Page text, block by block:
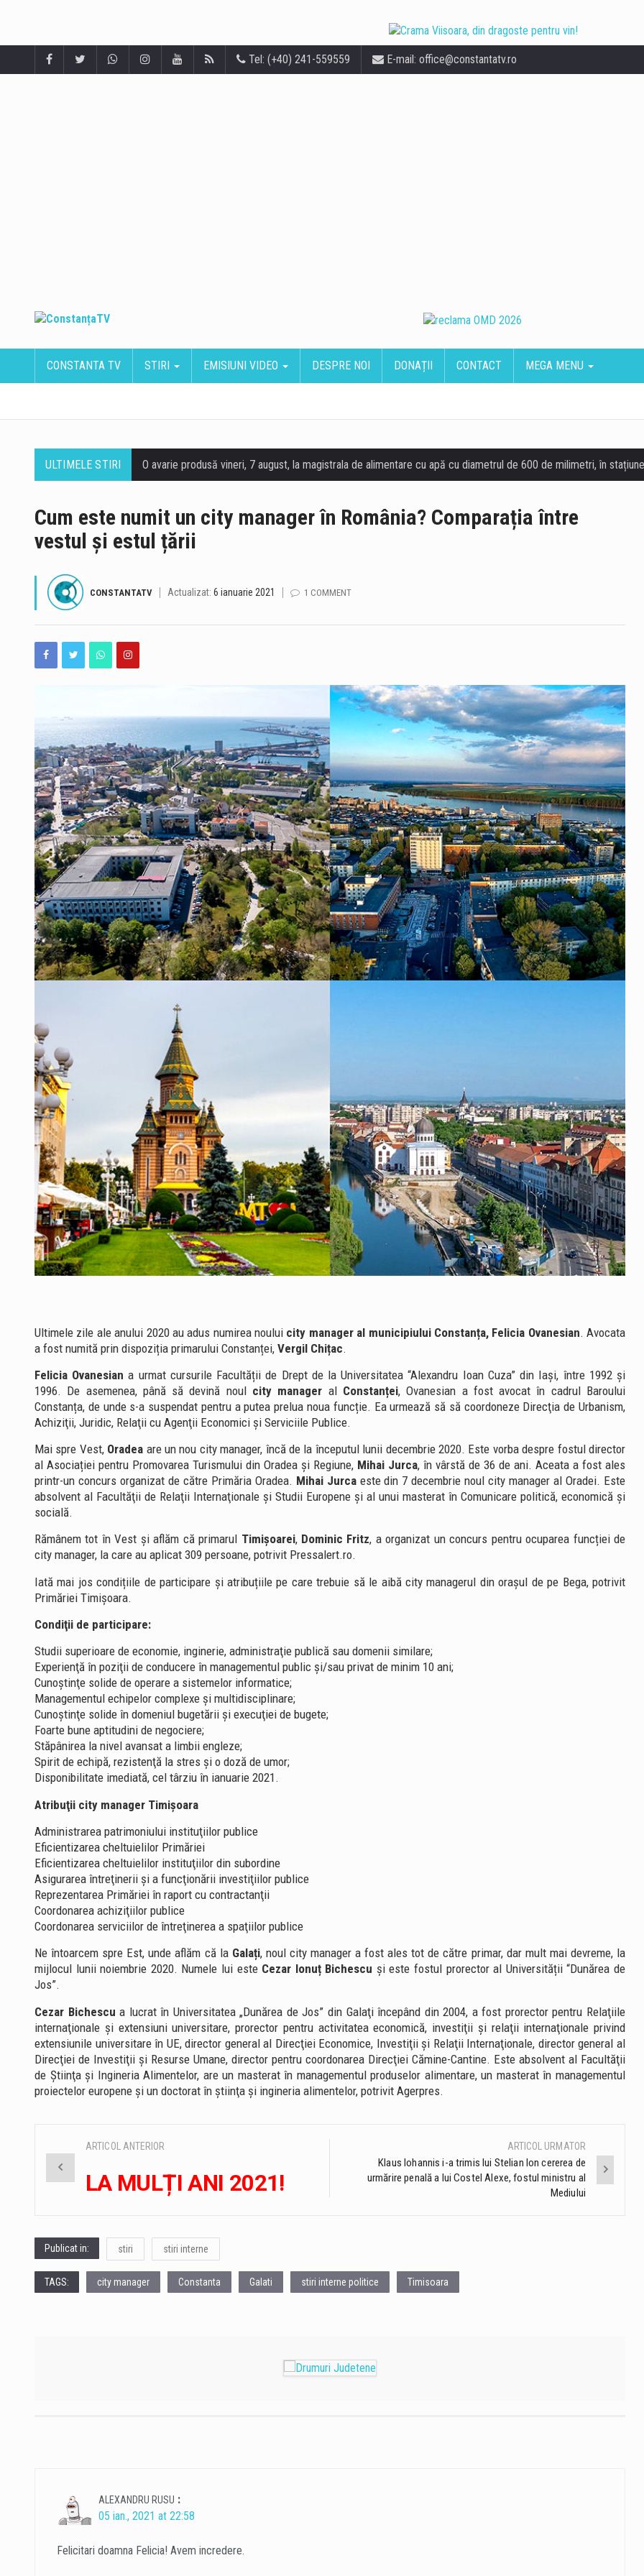
Tel: (+40) 241-559559 E-mail: office@constantatv.ro
CONSTANTA TV STIRI EMISIUNI VIDEO DESPRE NOI DONAȚII CONTACT MEGA MENU
ULTIMELE STIRI
Cum este numit un city manager în România? Comparația între
vestul și estul țării
CONSTANTATV Actualizat: 6 ianuarie 2021 1 COMMENT
Ultimele zile ale anului 2020 au adus numirea noului city manager al municipiului Constanța, Felicia Ovanesian. Avocata
a fost numită prin dispoziția primarului Constanței, Vergil Chițac.
Felicia Ovanesian a urmat cursurile Facultății de Drept de la Universitatea “Alexandru Ioan Cuza” din Iași, între 1992 și
1996. De asemenea, până să devină noul city manager al Constanței, Ovanesian a fost avocat în cadrul Baroului
Constanța, de unde s-a suspendat pentru a putea prelua noua funcție. Ea urmează să să coordoneze Direcţia de Urbanism,
Achiziţii, Juridic, Relaţii cu Agenţii Economici şi Serviciile Publice.
Mai spre Vest, Oradea are un nou city manager, încă de la începutul lunii decembrie 2020. Este vorba despre fostul director
al Asociației pentru Promovarea Turismului din Oradea și Regiune, Mihai Jurca, în vârstă de 36 de ani. Aceata a fost ales
printr-un concurs organizat de către Primăria Oradea. Mihai Jurcaeste din 7 decembrie noul city manager al Oradei. Este
absolvent al Facultăţii de Relaţii Internaţionale şi Studii Europene şi al unui masterat în Comunicare politică, economică şi
socială.
Rămânem tot în Vest și aflăm că primarul Timișoarei, Dominic Fritz, a organizat un concurs pentru ocuparea funcției de
city manager, la care au aplicat 309 persoane, potrivit Pressalert.ro.
Iată mai jos condițiile de participare și atribuțiile pe care trebuie să le aibă city managerul din orașul de pe Bega, potrivit
Primăriei Timișoara.
Condiţii de participare:
Studii superioare de economie, inginerie, administraţie publică sau domenii similare;
Experienţă în poziţii de conducere în managementul public şi/sau privat de minim 10 ani;
Cunoştinţe solide de operare a sistemelor informatice;
Managementul echipelor complexe şi multidisciplinare;
Cunoştinţe solide în domeniul bugetării şi execuţiei de bugete;
Foarte bune aptitudini de negociere;
Stăpânirea la nivel avansat a limbii engleze;
Spirit de echipă, rezistenţă la stres şi o doză de umor;
Disponibilitate imediată, cel târziu în ianuarie 2021.
Atribuţii city manager Timişoara
Administrarea patrimoniului instituţiilor publice
Eficientizarea cheltuielilor Primăriei
Eficientizarea cheltuielilor instituţiilor din subordine
Asigurarea întreţinerii şi a funcţionării investiţiilor publice
Reprezentarea Primăriei în raport cu contractanţii
Coordonarea achiziţiilor publice
Coordonarea serviciilor de întreţinerea a spaţiilor publice
Ne întoarcem spre Est, unde aflăm că la Galați, noul city manager a fost ales tot de către primar, dar mult mai devreme, la
mijlocul lunii noiembrie 2020. Numele lui este Cezar Ionuț Bichescu și este fostul prorector al Universității “Dunărea de
Jos”.
Cezar Bichescu a lucrat în Universitatea „Dunărea de Jos” din Galaţi începând din 2004, a fost prorector pentru Relaţiile
internaţionale şi extensiuni universitare, prorector pentru activitatea economică, investiţii şi relaţii internaţionale privind
extensiunile universitare în UE, director general al Direcţiei Economice, Investiţii şi Relaţii Internaţionale, director general al
Direcţiei de Investiţii şi Resurse Umane, director pentru coordonarea Direcţiei Cămine-Cantine. Este absolvent al Facultăţii
de Ştiinţa şi Ingineria Alimentelor, are un masterat în managementul produselor alimentare, un masterat în managementul
proiectelor europene şi un doctorat în ştiinţa şi ingineria alimentelor, potrivit Agerpres.
Post
navigation
ARTICOL ANTERIOR
LA MULȚI ANI 2021!
ARTICOL URMATOR
Klaus Iohannis i-a trimis lui Stelian Ion cererea de
urmărire penală a lui Costel Alexe, fostul ministru al
Mediului
Publicat in: stiri stiri interne
TAGS: city manager Constanta Galati stiri interne politice Timisoara
ALEXANDRU RUSU :
05 ian., 2021 at 22:58
Felicitari doamna Felicia! Avem incredere.